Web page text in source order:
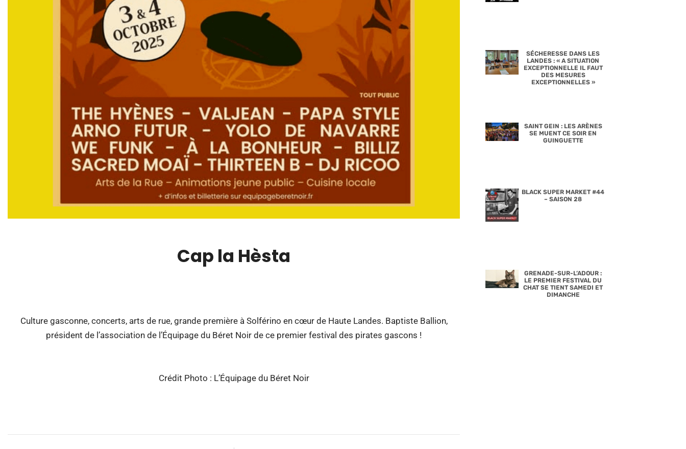
Cap la Hèsta
Culture gasconne, concerts, arts de rue, grande première à Solférino en cœur de Haute Landes. Baptiste Ballion,
président de l’association de l’Équipage du Béret Noir de ce premier festival des pirates gascons !
Crédit Photo : L’Équipage du Béret Noir
SÉCHERESSE DANS LES
LANDES : « A SITUATION
EXCEPTIONNELLE IL FAUT
DES MESURES
EXCEPTIONNELLES »
SAINT GEIN : LES ARÈNES
SE MUENT CE SOIR EN
GUINGUETTE
BLACK SUPER MARKET #44
– SAISON 28
GRENADE-SUR-L’ADOUR :
LE PREMIER FESTIVAL DU
CHAT SE TIENT SAMEDI ET
DIMANCHE